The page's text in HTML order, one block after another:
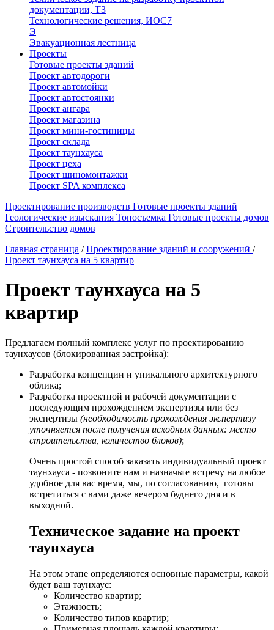
документации, ТЗ
Технологические решения, ИОC7
Э
Эвакуационная лестница
Проекты
Готовые проекты зданий
Проект автодороги
Проект автомойки
Проект автостоянки
Проект ангара
Проект магазина
Проект мини-гостиницы
Проект склада
Проект таунхауса
Проект цеха
Проект шиномонтажки
Проект SPA комплекса
Проектирование производств Готовые проекты зданий
Геологические изыскания Топосъемка Готовые проекты домов
Строительство домов
Главная страница / Проектирование зданий и сооружений /
Проект таунхауса на 5 квартир
Проект таунхауса на 5
квартир
Предлагаем полный комплекс услуг по проектированию
таунхаусов (блокированная застройка):
Разработка концепции и уникального архитектурного
облика;
Разработка проектной и рабочей документации с
последующим прохождением экспертизы или без
экспертизы (необходимость прохождения экспертизу
уточняется после получения исходных данных: место
строительства, количество блоков);
Очень простой способ заказать индивидуальный проект
таунхауса - позвоните нам и назначьте встречу на любое
удобное для вас время, мы, по согласованию, готовы
встретиться с вами даже вечером буднего дня и в
выходной.
Техническое задание на проект
таунхауса
На этом этапе определяются основные параметры, какой
будет ваш таунхаус:
Количество квартир;
Этажность;
Количество типов квартир;